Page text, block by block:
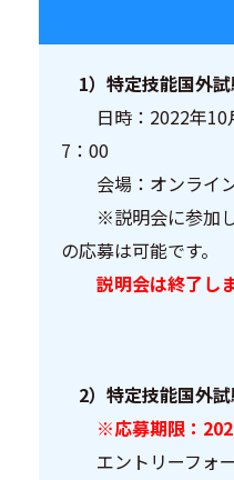
1）特定技能国外
日時：2022年10
7：00
会場：オンライン
※説明会に参加し
の応募は可能です。
説明会は終了し
2）特定技能国外
※応募期限：
エントリーフォー